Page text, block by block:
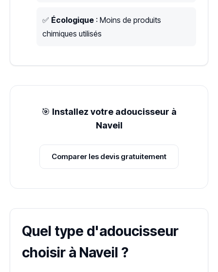
✅ Écologique : Moins de produits
chimiques utilisés
🎯 Installez votre adoucisseur à
Naveil
Comparer les devis gratuitement
Quel type d'adoucisseur
choisir à Naveil ?